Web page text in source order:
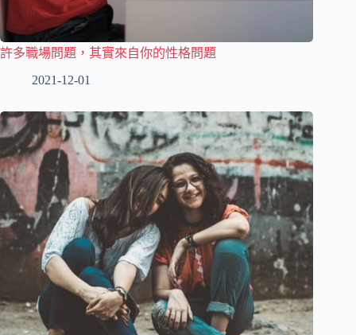
許多職場問題，其實來自你的性格問題
2021-12-01